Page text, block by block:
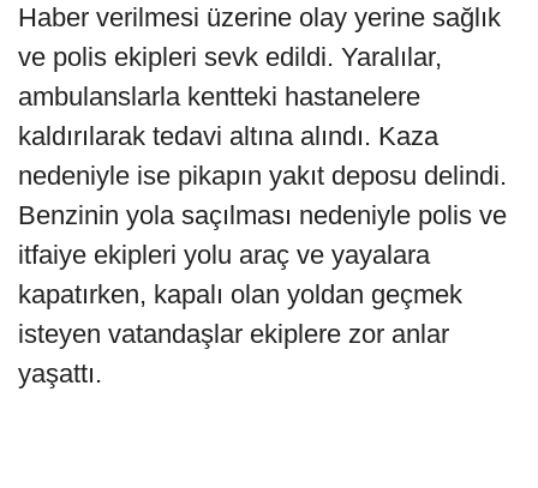
Haber verilmesi üzerine olay yerine sağlık
ve polis ekipleri sevk edildi. Yaralılar,
ambulanslarla kentteki hastanelere
kaldırılarak tedavi altına alındı. Kaza
nedeniyle ise pikapın yakıt deposu delindi.
Benzinin yola saçılması nedeniyle polis ve
itfaiye ekipleri yolu araç ve yayalara
kapatırken, kapalı olan yoldan geçmek
isteyen vatandaşlar ekiplere zor anlar
yaşattı.